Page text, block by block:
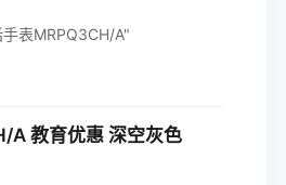
表MRPQ3CH/A"
教育优惠 深空灰色